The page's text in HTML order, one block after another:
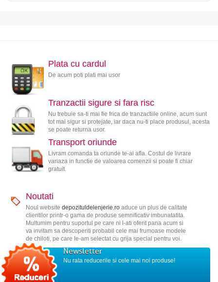
Plata cu cardul
De acum poti plati mai usor
Tranzactii sigure si fara risc
Nu trebuie sa-ti mai fie frica de tranzactiile online, acum sunt
tot mai sigur si protejate, iar daca nu-ti place produsul, acesta
se poate returna usor.
Transport oriunde
Livram comanda ta oriunde te-ai afla. Costul de livrare
variaza in functie de valoarea comenzii si poate fi chiar
gratuit.
Noutati
Noul website depozituldelenjerie.roaduce un plus de calitate
clientilor printr-o gama de produse semnificativ imbunatatita.
Multumim pentru suportul pe care ni l-ati oferit pana acum si
va invitam sa descoperiti probabil cele mai frumoase modele
de chiloti, pe care le-am selectat cu grija special pentru voi.
Newsletter
Nu rata reducerile si cele mai noi produse!